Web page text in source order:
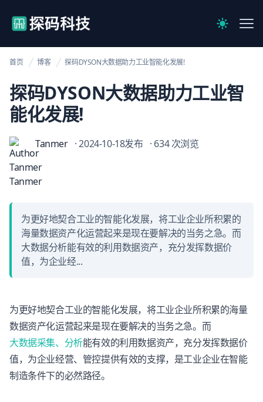
【官网】探码科技
Switch
首页 博客 探码DYSON大数据助力工业智能化发展!
探码DYSON大数据助力工业智
能化发展!
Tanmer · 2024-10-18发布 · 634 次浏览
为更好地契合工业的智能化发展，将工业企业所积累的
海量数据资产化运营起来是现在要解决的当务之急。而
大数据分析能有效的利用数据资产，充分发挥数据价
值，为企业经...
为更好地契合工业的智能化发展，将工业企业所积累的海量
数据资产化运营起来是现在要解决的当务之急。而
大数据采集、分析能有效的利用数据资产，充分发挥数据价
值，为企业经营、管控提供有效的支撑，是工业企业在智能
制造条件下的必然路径。